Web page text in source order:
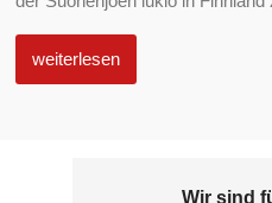
weiterlesen
Wir sind